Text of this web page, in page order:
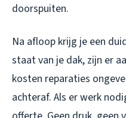
doorspuiten.
Na afloop krijg je een
staat van je dak, zijn er
kosten reparaties
achteraf. Als er werk